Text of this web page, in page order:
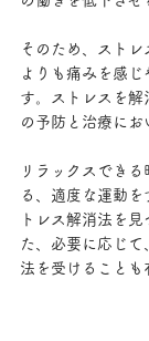
そのため、スト
よりも痛みを感じ
す。ストレスを解
の予防と治療にお
リラックスでき
る、適度な運動
トレス解消法を
た、必要に応じ
法を受けることも